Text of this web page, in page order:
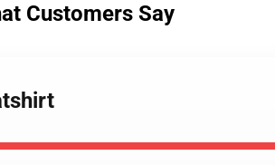
Customers Say